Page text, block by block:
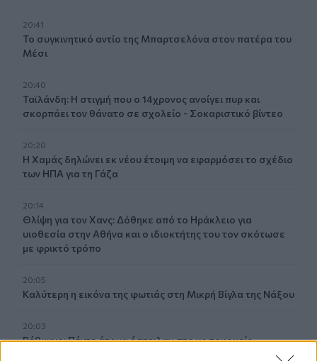
20:41
Το συγκινητικό αντίο της Μπαρτσελόνα στον πατέρα του
Μέσι
20:40
Ταϊλάνδη: Η στιγμή που ο 14χρονος ανοίγει πυρ και
σκορπάει τον θάνατο σε σχολείο - Σοκαριστικό βίντεο
20:20
Η Χαμάς δηλώνει εκ νέου έτοιμη να εφαρμόσει το σχέδιο
των ΗΠΑ για τη Γάζα
20:14
Θλίψη για τον Χανς: Δόθηκε από το Ηράκλειο για
υιοθεσία στην Αθήνα και ο ιδιοκτήτης του τον σκότωσε
με φρικτό τρόπο
20:05
Καλύτερη η εικόνα της φωτιάς στη Μικρή Βίγλα της Νάξου
20:03
Ρέθυμνο: Πέντε άτομα έστειλαν στο νοσοκομείο